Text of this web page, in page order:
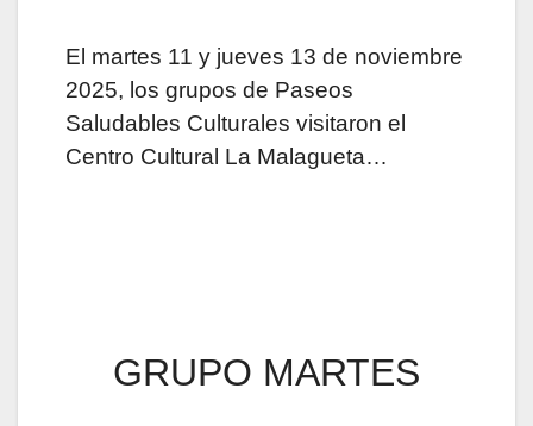
El martes 11 y jueves 13 de noviembre
2025, los grupos de Paseos
Saludables Culturales visitaron el
Centro Cultural La Malagueta…
GRUPO MARTES